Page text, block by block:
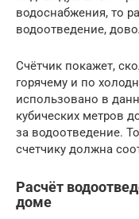
водоснабжения, то
водоотведение,
Счётчик покажет,
горячему и по
использовано в
кубических метров
за водоотведение.
счетчику должна
Расчёт
доме